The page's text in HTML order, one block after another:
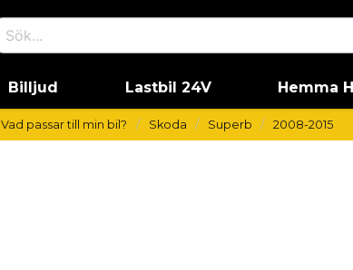
Billjud Lastbil 24V Hemma
Vad passar till min bil? Skoda Superb 2008-2015